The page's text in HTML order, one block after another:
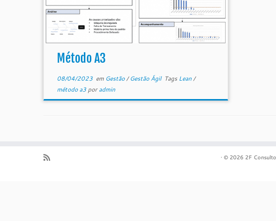
Método A3
08/04/2023em Gestão/Gestão Ágil Tags Lean/
método a3 poradmin
· © 2026 2F